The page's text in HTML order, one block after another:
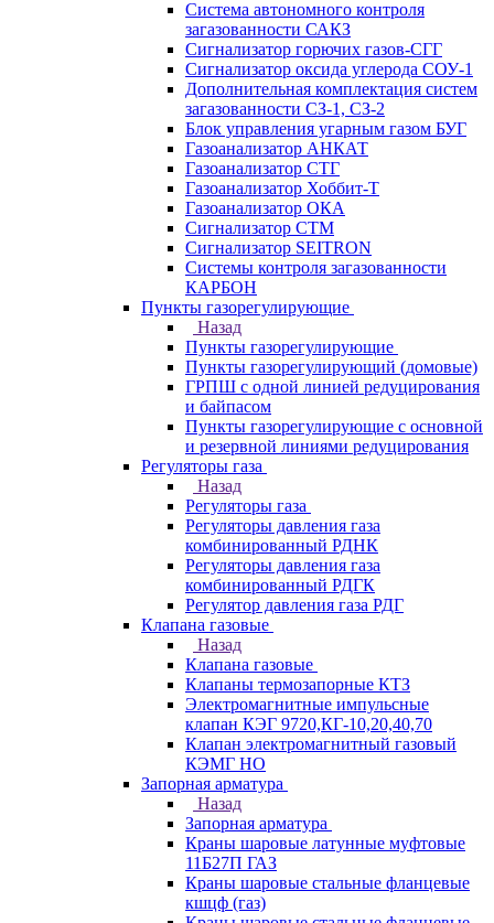
Система автономного контроля
загазованности САКЗ
Сигнализатор горючих газов-СГГ
Сигнализатор оксида углерода СОУ-1
Дополнительная комплектация систем
загазованности СЗ-1, СЗ-2
Блок управления угарным газом БУГ
Газоанализатор АНКАТ
Газоанализатор СТГ
Газоанализатор Хоббит-Т
Газоанализатор ОКА
Сигнализатор СТМ
Сигнализатор SEITRON
Системы контроля загазованности
КАРБОН
Пункты газорегулирующие
Назад
Пункты газорегулирующие
Пункты газорегулирующий (домовые)
ГРПШ с одной линией редуцирования
и байпасом
Пункты газорегулирующие с основной
и резервной линиями редуцирования
Регуляторы газа
Назад
Регуляторы газа
Регуляторы давления газа
комбинированный РДНК
Регуляторы давления газа
комбинированный РДГК
Регулятор давления газа РДГ
Клапана газовые
Назад
Клапана газовые
Клапаны термозапорные КТЗ
Электромагнитные импульсные
клапан КЭГ 9720,КГ-10,20,40,70
Клапан электромагнитный газовый
КЭМГ НО
Запорная арматура
Назад
Запорная арматура
Краны шаровые латунные муфтовые
11Б27П ГАЗ
Краны шаровые стальные фланцевые
кшцф (газ)